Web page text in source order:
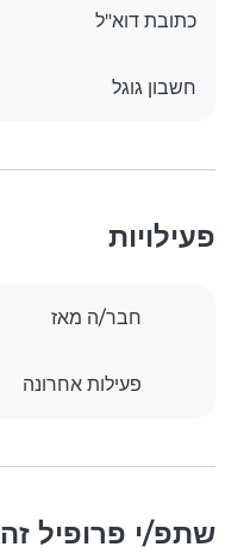
כתובת דוא"ל
חשבון גוגל
פעילויות
חבר/ה מאז
פעילות אחרונה
שתפ/י פרופיל זה